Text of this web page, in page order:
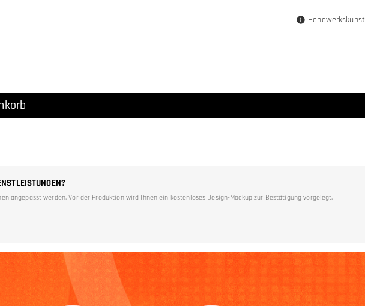
Handwerkskunst
angepasst werden. Vor der Produktion wird Ihnen ein kostenloses Design-Mockup zur Bestätigung vorgelegt.